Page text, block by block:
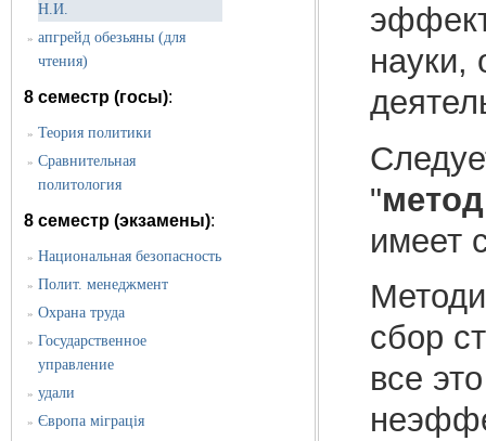
Н.И.
» апгрейд обезьяны (для
чтения)
8 семестр (госы):
» Теория политики
» Сравнительная
политология
8 семестр (экзамены):
» Национальная безопасность
» Полит. менеджмент
» Охрана труда
» Государственное
управление
» удали
» Європа міграція
науки,
"
имеет
сбор
все